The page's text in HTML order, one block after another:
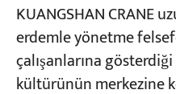
KUANGSHAN CRANE
erdemle yönetme
çalışanlarına
kültürünün merkezine